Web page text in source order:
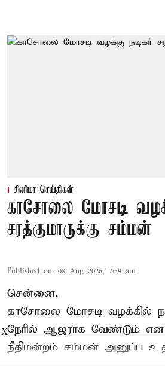
சினிமா செய்திகள்
காசோலை மோசடி
சரத்குமாருக்கு சம்மன்
Published on: 08 Aug 2026, 7:59 am
சென்னை,
காசோலை மோசடி வழக்கில்
நேரில் ஆஜராக வேண்டும்
நீதிமன்றம் சம்மன் அனுப்ப
X